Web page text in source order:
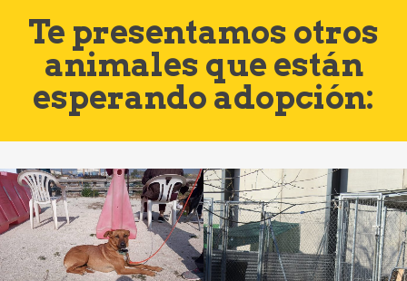
Te presentamos otros
animales que están
esperando adopción: